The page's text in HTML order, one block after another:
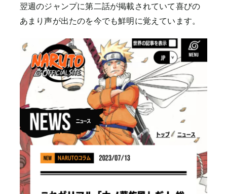
翌週のジャンプに第二話が掲載されていて喜びの
あまり声が出たのを今でも鮮明に覚えています。